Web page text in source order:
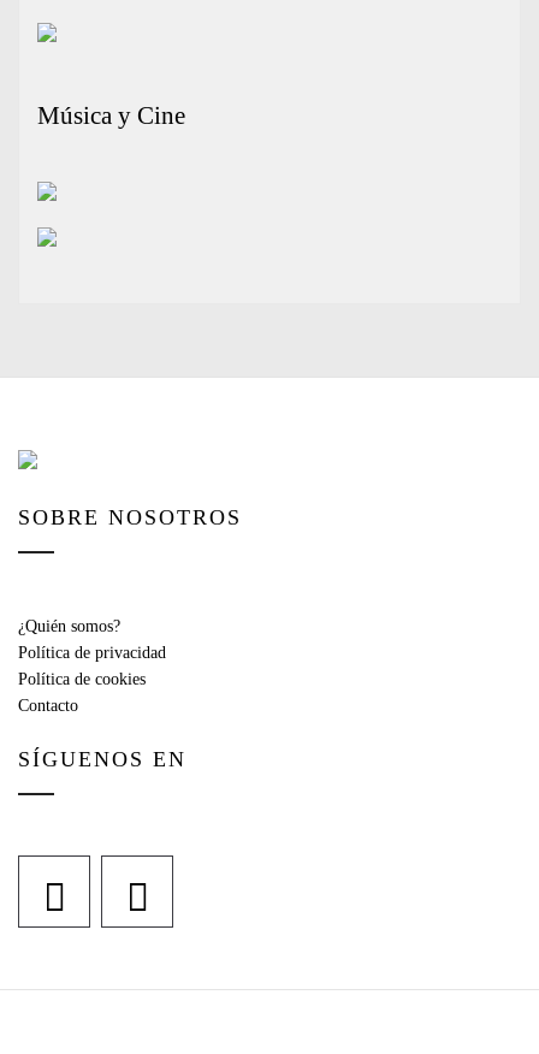
Música y Cine
SOBRE NOSOTROS
¿Quién somos?
Política de privacidad
Política de cookies
Contacto
SÍGUENOS EN